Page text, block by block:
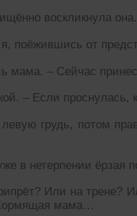
воскликнула
поёжившись от
мама. – Сейчас
– Если проснулась,
грудь, потом
в нетерпении ёрзая
Или на трене?
мама…